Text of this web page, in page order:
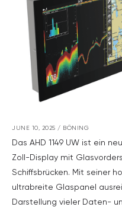
JUNE 10, 2025 / BÖNING
Das AHD 1149 UW ist ein
Zoll-Display mit
Schiffsbrücken. Mit seiner
ultrabreite Glaspanel
Darstellung vieler Daten-